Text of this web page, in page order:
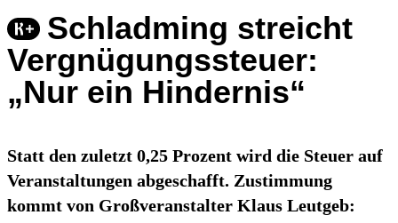
Schladming streicht
Vergnügungssteuer:
„Nur ein Hindernis“
Statt den zuletzt 0,25 Prozent wird die Steuer auf
Veranstaltungen abgeschafft. Zustimmung
kommt von Großveranstalter Klaus Leutgeb: